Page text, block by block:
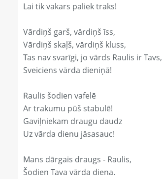
Lai tik vakars paliek traks!
Vārdiņš garš, vārdiņš īss,
Vārdiņš skaļš, vārdiņš kluss,
Tas nav svarīgi, jo vārds Raulis ir Tavs,
Sveiciens vārda dieniņā!
Raulis šodien vafelē
Ar trakumu pūš stabulē!
Gaviļniekam draugu daudz
Uz vārda dienu jāsasauc!
Mans dārgais draugs - Raulis,
Šodien Tava vārda diena.